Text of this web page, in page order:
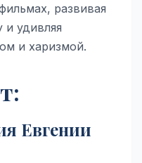
развивая
и удивляя
и харизмой.
Евгении